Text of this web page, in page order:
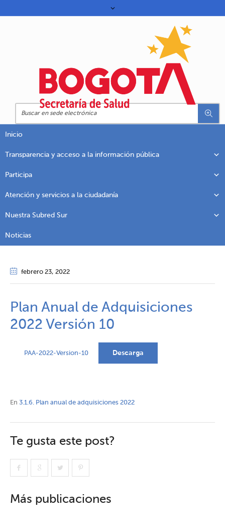
Inicio
Transparencia y acceso a la información pública
Participa
Atención y servicios a la ciudadanía
Nuestra Subred Sur
Noticias
febrero 23, 2022
Plan Anual de Adquisiciones
2022 Versión 10
PAA-2022-Version-10 Descarga
En 3.1.6. Plan anual de adquisiciones 2022
Te gusta este post?
Más publicaciones